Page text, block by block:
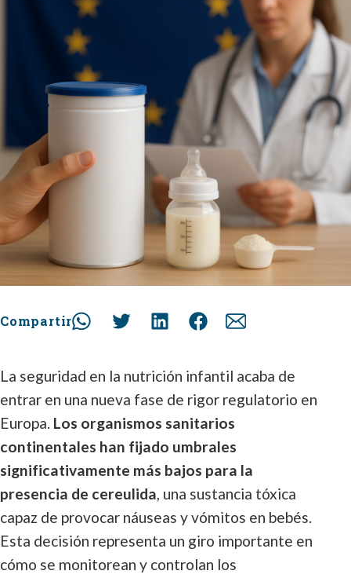
Compartir
La seguridad en la nutrición infantil acaba de
entrar en una nueva fase de rigor regulatorio en
Europa. Los organismos sanitarios
continentales han fijado umbrales
significativamente más bajos para la
presencia de cereulida, una sustancia tóxica
capaz de provocar náuseas y vómitos en bebés.
Esta decisión representa un giro importante en
cómo se monitorean y controlan los